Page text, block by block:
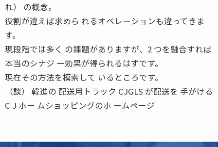
れ） の概念。
役割が違えば求めら れるオペレーションも違ってきま
す。
現段階では多く の課題がありますが、2 つを融合すれば
本当のシナジ ー効果が得られるはずです。
現在その方法を模索して いるところです。
（談） 韓進の 配送用トラック CJGLS が配送を 手がける
C J ホー ムショッピングのホ ームページ